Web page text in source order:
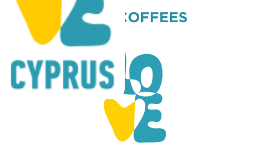
GLORIA JEANS COFFEES
ACROPOLIS